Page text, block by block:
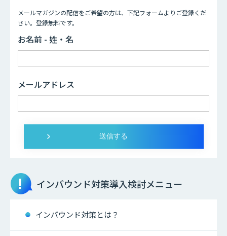
メールマガジンの配信をご希望の方は、下記フォームよりご登録くだ
さい。登録無料です。
お名前 - 姓・名
メールアドレス
インバウンド対策導入検討メニュー
インバウンド対策とは？